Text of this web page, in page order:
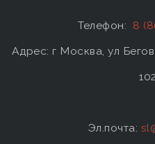
Телефон: 8
Адрес: г Москва, ул
Эл.почта: